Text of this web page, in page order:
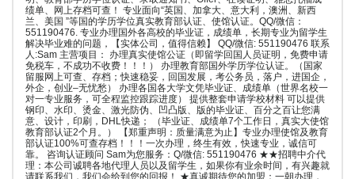
绩单、网上存档可查！ 专业面向“英国、加拿大、意大利，澳洲、新西
兰、美国 ”等国的学历学位真实教育部认证、使馆认证。QQ/微信：
551190476. 专业办理国外各高校的毕业证，成绩单，长期专业为留学生
解决毕业难的问题，【实体公司，值得信赖】 QQ/微信: 551190476 联系
人:Sam 主营项目： 办理真实使馆公证（即留学回国人员证明，免费申请
免税车，不成功不收费！！！） 办理教育部国外学历学位认证。（国家
留服网上可查、存档；快速稳妥，回国发展，考公务员，落户，进国企，
外企，创业–无忧愁） 办理各国各大学文凭毕业证、成绩单（世界名校一
对一专业服务，可全程监控跟踪进度） 提供整套申请学校材料 可以提供
钢印、水印、烫金、激光防伪、凹凸版、版的毕业证、百分之百让您满
意、设计，印刷，DHL快递； （毕业证、成绩单7个工作日，真实大使馆
教育部认证2个月。） 【郑重声明：质量满意为止】专业办理使馆及教育
部认证100%可查存档！！！一次办理，终生有效，快速专业，诚信可
靠。 咨询认证顾问 Sam为您服务：Q/微信: 551190476 ★★招聘中介代
理：本公司诚聘各地代理人员以及留学生，如果你有业余时间，有兴趣就